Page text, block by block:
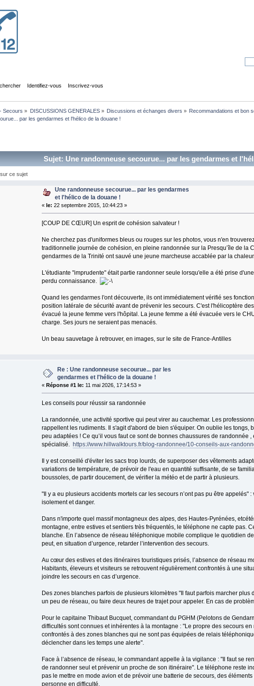
Identifiez-vous Inscrivez-vous
Secours » DISCUSSIONS GENERALES» Discussions et échanges divers » Recommandations et bon
par les gendarmes et l'hélico de la douane !
Sujet: Une randonneuse secourue... par les gendarmes et
ce sujet
Une randonneuse secourue... par les gendarmes
et l'hélico de la douane !
« le: 22 septembre 2015, 10:44:23 »
[COUP DE CŒUR] Un esprit de cohésion salvateur !
Ne cherchez pas d'uniformes bleus ou rouges sur les photos, vous n'en
traditionnelle journée de cohésion, en pleine randonnée sur la Presqu’île de la
gendarmes de la Trinité ont sauvé une jeune marcheuse accablée par la
L'étudiante "imprudente" était partie randonner seule lorsqu'elle a été prise
perdu connaissance.
Quand les gendarmes l'ont découverte, ils ont immédiatement vérifié ses
position latérale de sécurité avant de prévenir les secours. C'est l'hélicoptère
évacué la jeune femme vers l'hôpital. La jeune femme a été évacuée vers le
charge. Ses jours ne seraient pas menacés.
Un beau sauvetage à retrouver, en images, sur le site de France-Antilles
Re : Une randonneuse secourue... par les
gendarmes et l'hélico de la douane !
« Réponse #1 le: 11 mai 2026, 17:14:53 »
Les conseils pour réussir sa randonnée
La randonnée, une activité sportive qui peut virer au cauchemar. Les
rappellent les rudiments. Il s'agit d'abord de bien s'équiper. On oublie les tongs,
peu adaptées ! Ce qu’il vous faut ce sont de bonnes chaussures de randonnée
spécialisé. https://www.hillwalktours.fr/blog-randonnee/10-conseils-aux-
Il y est conseillé d'éviter les sacs trop lourds, de superposer des vêtements
variations de température, de prévoir de l'eau en quantité suffisante, de se
boussoles, de partir doucement, de vérifier la météo et de partir à plusieurs.
"Il y a eu plusieurs accidents mortels car les secours n’ont pas pu être appelés"
isolement et danger.
Dans n'importe quel massif montagneux des alpes, des Hautes-Pyrénées,
montagne, entre estives et sentiers très fréquentés, le téléphone ne capte pas.
blanche. En l’absence de réseau téléphonique mobile complique le quotidien
peut, en situation d’urgence, retarder l’intervention des secours.
Au cœur des estives et des itinéraires touristiques prisés, l’absence de réseau
Habitants, éleveurs et visiteurs se retrouvent régulièrement confrontés à une
joindre les secours en cas d’urgence.
Des zones blanches parfois de plusieurs kilomètres "Il faut parfois marcher plus
un peu de réseau, ou faire deux heures de trajet pour appeler. En cas de
Pour le capitaine Thibaut Bucquet, commandant du PGHM (Pelotons de
difficultés sont connues et inhérentes à la montagne : "Le propre des secours en
confrontés à des zones blanches qui ne sont pas équipées de relais
déclencher dans les temps une alerte".
Face à l’absence de réseau, le commandant appelle à la vigilance : "Il faut se
de randonner seul et prévenir un proche de son itinéraire". Le téléphone reste
pas le mettre en mode avion et de prévoir une batterie de secours, des
personne en difficulté.